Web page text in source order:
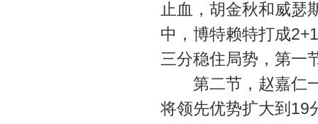
止血，胡金秋和威瑟
中，博特赖特打成
三分稳住局势，第一
第二节，赵嘉仁一
将领先优势扩大到19